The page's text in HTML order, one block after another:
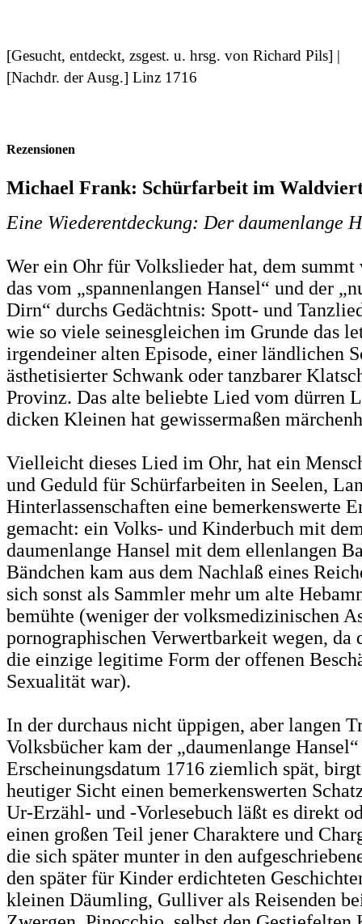
[Gesucht, entdeckt, zsgest. u. hrsg. von Richard Pils] |
[Nachdr. der Ausg.] Linz 1716
Rezensionen
Michael Frank: Schürfarbeit im
Eine Wiederentdeckung: Der daumenlange
Wer ein Ohr für Volkslieder hat, dem
das vom „spannenlangen Hansel“ und der
Dirn“ durchs Gedächtnis: Spott- und
wie so viele seinesgleichen im Grunde das
irgendeiner alten Episode, einer ländlichen
ästhetisierter Schwank oder tanzbarer
Provinz. Das alte beliebte Lied vom dürren
dicken Kleinen hat gewissermaßen
Vielleicht dieses Lied im Ohr, hat ein
und Geduld für Schürfarbeiten in Seelen,
Hinterlassenschaften eine bemerkenswerte
gemacht: ein Volks- und Kinderbuch mit
daumenlange Hansel mit dem ellenlangen
Bändchen kam aus dem Nachlaß eines
sich sonst als Sammler mehr um alte
bemühte (weniger der volksmedizinischen
pornographischen Verwertbarkeit wegen, da
die einzige legitime Form der offenen
Sexualität war).
In der durchaus nicht üppigen, aber langen
Volksbücher kam der „daumenlange
Erscheinungsdatum 1716 ziemlich spät,
heutiger Sicht einen bemerkenswerten
Ur-Erzähl- und -Vorlesebuch läßt es direkt
einen großen Teil jener Charaktere und
die sich später munter in den
den später für Kinder erdichteten
kleinen Däumling, Gulliver als Reisenden